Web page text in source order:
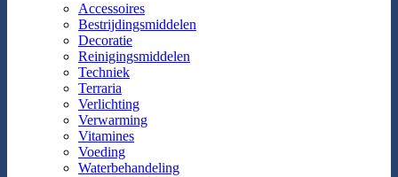
Accessoires
Bestrijdingsmiddelen
Decoratie
Reinigingsmiddelen
Techniek
Terraria
Verlichting
Verwarming
Vitamines
Voeding
Waterbehandeling